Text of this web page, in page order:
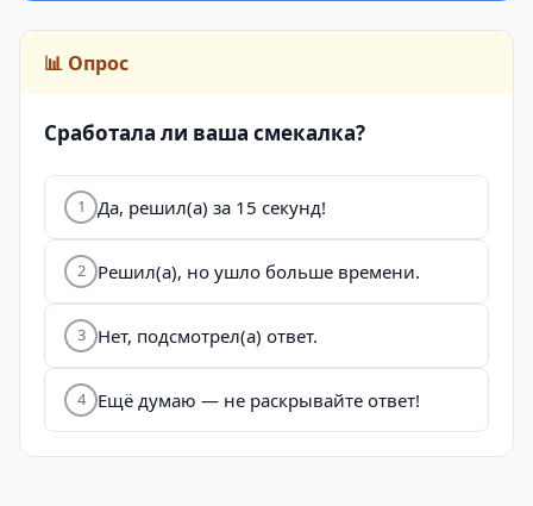
📊 Опрос
Сработала ли ваша смекалка?
1 Да, решил(а) за 15 секунд!
2 Решил(а), но ушло больше времени.
3 Нет, подсмотрел(а) ответ.
4 Ещё думаю — не раскрывайте ответ!